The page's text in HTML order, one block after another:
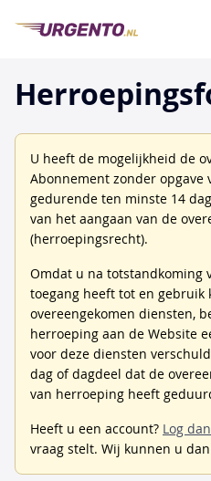
U heeft de mogelijkheid de
Abonnement zonder
gedurende ten minste 14
van het aangaan van de
(herroepingsrecht).
Omdat u na totstandkoming
toegang heeft tot en gebruik
overeengekomen diensten,
herroeping aan de Website
voor deze diensten
dag of dagdeel dat de
van herroeping heeft
Heeft u een account? Log
vraag stelt. Wij kunnen u